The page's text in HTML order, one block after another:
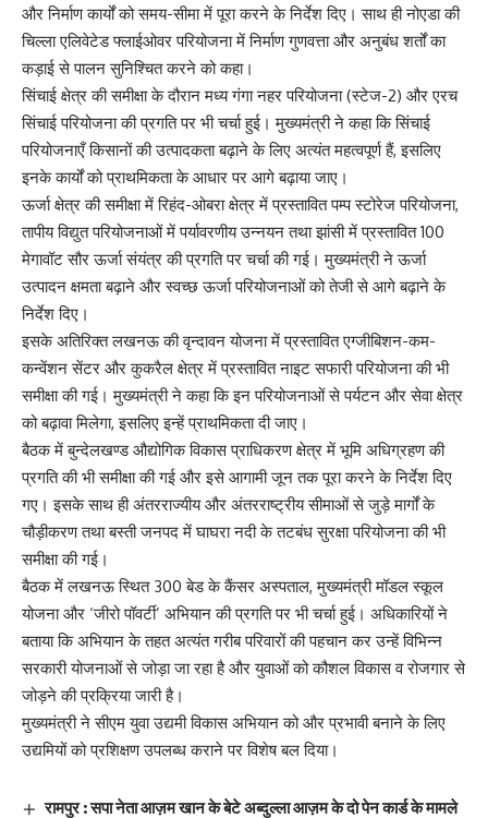
और निर्माण कार्यों को समय-सीमा में पूरा करने के निर्देश दिए। साथ ही नोएडा की
चिल्ला एलिवेटेड फ्लाईओवर परियोजना में निर्माण गुणवत्ता और अनुबंध शर्तों का
कड़ाई से पालन सुनिश्चित करने को कहा।
सिंचाई क्षेत्र की समीक्षा के दौरान मध्य गंगा नहर परियोजना (स्टेज-2) और एरच
सिंचाई परियोजना की प्रगति पर भी चर्चा हुई। मुख्यमंत्री ने कहा कि सिंचाई
परियोजनाएँ किसानों की उत्पादकता बढ़ाने के लिए अत्यंत महत्वपूर्ण हैं, इसलिए
इनके कार्यों को प्राथमिकता के आधार पर आगे बढ़ाया जाए।
ऊर्जा क्षेत्र की समीक्षा में रिहंद-ओबरा क्षेत्र में प्रस्तावित पम्प स्टोरेज परियोजना,
तापीय विद्युत परियोजनाओं में पर्यावरणीय उन्नयन तथा झांसी में प्रस्तावित 100
मेगावॉट सौर ऊर्जा संयंत्र की प्रगति पर चर्चा की गई। मुख्यमंत्री ने ऊर्जा
उत्पादन क्षमता बढ़ाने और स्वच्छ ऊर्जा परियोजनाओं को तेजी से आगे बढ़ाने के
निर्देश दिए।
इसके अतिरिक्त लखनऊ की वृन्दावन योजना में प्रस्तावित एग्जीबिशन-कम-
कन्वेंशन सेंटर और कुकरैल क्षेत्र में प्रस्तावित नाइट सफारी परियोजना की भी
समीक्षा की गई। मुख्यमंत्री ने कहा कि इन परियोजनाओं से पर्यटन और सेवा क्षेत्र
को बढ़ावा मिलेगा, इसलिए इन्हें प्राथमिकता दी जाए।
बैठक में बुन्देलखण्ड औद्योगिक विकास प्राधिकरण क्षेत्र में भूमि अधिग्रहण की
प्रगति की भी समीक्षा की गई और इसे आगामी जून तक पूरा करने के निर्देश दिए
गए। इसके साथ ही अंतरराज्यीय और अंतरराष्ट्रीय सीमाओं से जुड़े मार्गों के
चौड़ीकरण तथा बस्ती जनपद में घाघरा नदी के तटबंध सुरक्षा परियोजना की भी
समीक्षा की गई।
बैठक में लखनऊ स्थित 300 बेड के कैंसर अस्पताल, मुख्यमंत्री मॉडल स्कूल
योजना और ‘जीरो पॉवर्टी’ अभियान की प्रगति पर भी चर्चा हुई। अधिकारियों ने
बताया कि अभियान के तहत अत्यंत गरीब परिवारों की पहचान कर उन्हें विभिन्न
सरकारी योजनाओं से जोड़ा जा रहा है और युवाओं को कौशल विकास व रोजगार से
जोड़ने की प्रक्रिया जारी है।
मुख्यमंत्री ने सीएम युवा उद्यमी विकास अभियान को और प्रभावी बनाने के लिए
उद्यमियों को प्रशिक्षण उपलब्ध कराने पर विशेष बल दिया।
रामपुर : सपा नेता आज़म खान के बेटे अब्दुल्ला आज़म के दो पेन कार्ड के मामले